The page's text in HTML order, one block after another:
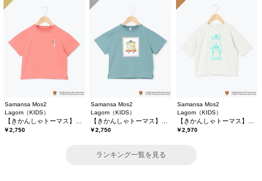
Samansa Mos2
Lagom（KIDS）
￥2,750
Samansa Mos2
Lagom（KIDS）
￥2,750
Samansa Mos2
Lagom（KIDS）
￥2,970
ランキング一覧を見る